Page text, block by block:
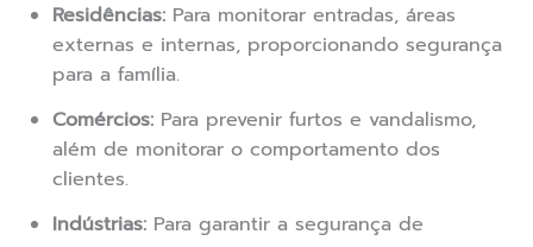
Residências: Para monitorar entradas, áreas
externas e internas, proporcionando segurança
para a família.
Comércios: Para prevenir furtos e vandalismo,
além de monitorar o comportamento dos
clientes.
Indústrias: Para garantir a segurança de